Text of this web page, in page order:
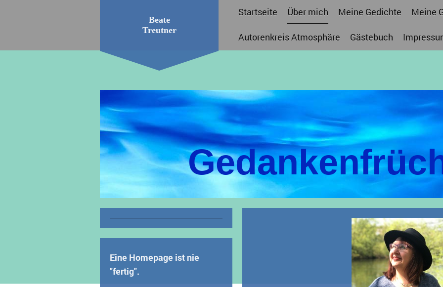
Startseite Über mich Meine Gedichte Meine
Autorenkreis Atmosphäre Gästebuch
Beate
Treutner
Eine Homepage ist nie
"fertig".